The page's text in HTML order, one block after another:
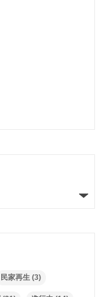
民家再生(3)